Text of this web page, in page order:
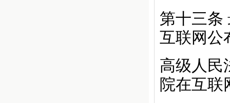
第十三条
互联网公
高级人民
院在互联